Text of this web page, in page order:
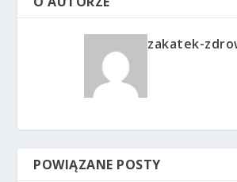
zakatek-
POWIĄZANE POSTY